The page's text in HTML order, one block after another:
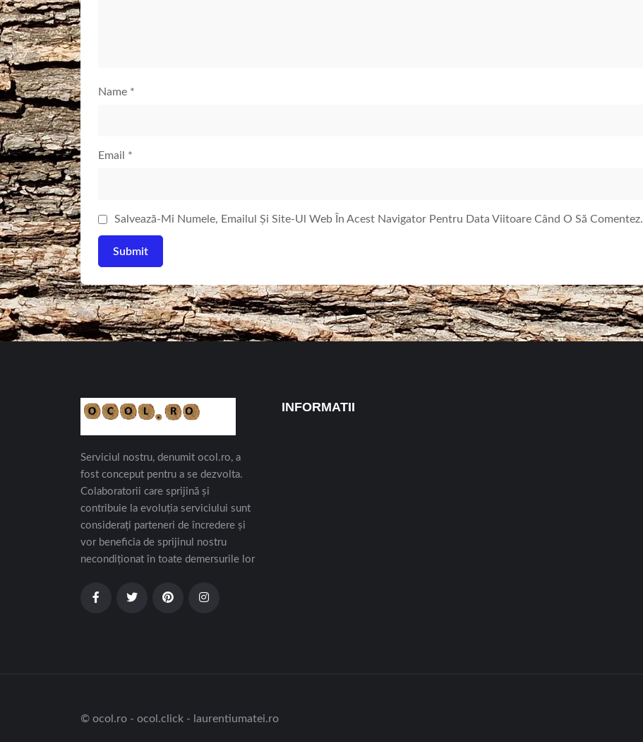
Name *
Email *
Salvează-Mi Numele, Emailul Și Site-Ul Web În Acest Navigator Pentru Data Viitoare Când O Să Comentez.
Serviciul nostru, denumit ocol.ro, a
fost conceput pentru a se dezvolta.
Colaboratorii care sprijină și
contribuie la evoluția serviciului sunt
considerați parteneri de încredere și
vor beneficia de sprijinul nostru
necondiționat în toate demersurile lor
INFORMATII
© ocol.ro - ocol.click - laurentiumatei.ro